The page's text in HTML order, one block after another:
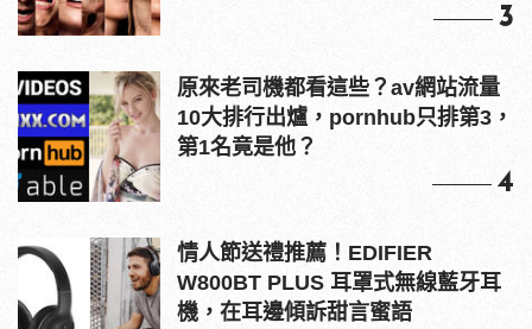
3
原來老司機都看這些？av網站流量
10大排行出爐，pornhub只排第3，
第1名竟是他？
4
情人節送禮推薦！EDIFIER
W800BT PLUS 耳罩式無線藍牙耳
機，在耳邊傾訴甜言蜜語